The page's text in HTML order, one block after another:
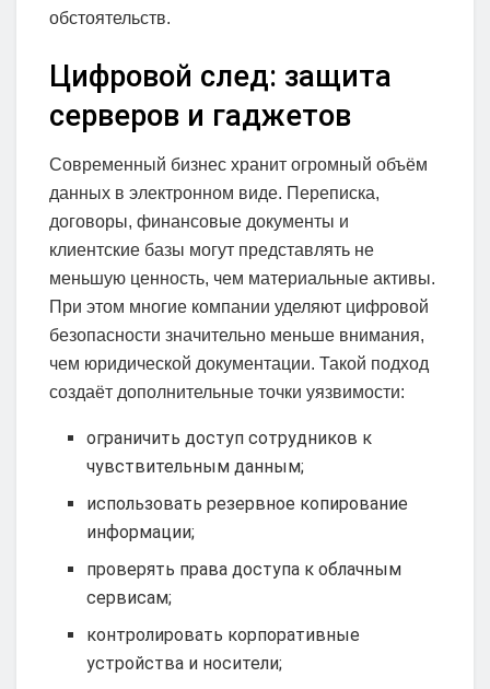
обстоятельств.
Цифровой след: защита
серверов и гаджетов
Современный бизнес хранит огромный объём
данных в электронном виде. Переписка,
договоры, финансовые документы и
клиентские базы могут представлять не
меньшую ценность, чем материальные активы.
При этом многие компании уделяют цифровой
безопасности значительно меньше внимания,
чем юридической документации. Такой подход
создаёт дополнительные точки уязвимости:
ограничить доступ сотрудников к
чувствительным данным;
использовать резервное копирование
информации;
проверять права доступа к облачным
сервисам;
контролировать корпоративные
устройства и носители;